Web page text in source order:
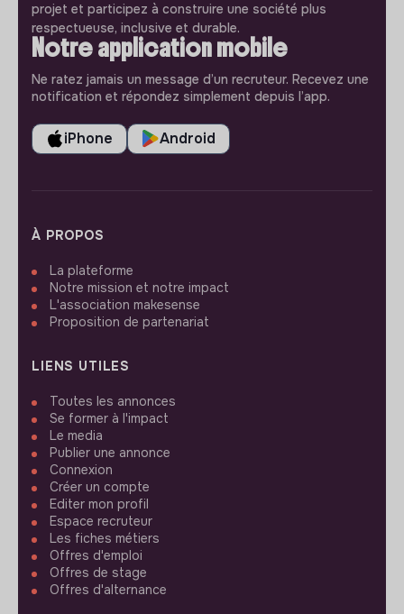
projet et participez à construire une société plus
respectueuse, inclusive et durable.
Notre application mobile
Ne ratez jamais un message d’un recruteur. Recevez une
notification et répondez simplement depuis l’app.
iPhone Android
À PROPOS
La plateforme
Notre mission et notre impact
L'association makesense
Proposition de partenariat
LIENS UTILES
Toutes les annonces
Se former à l'impact
Le media
Publier une annonce
Connexion
Créer un compte
Editer mon profil
Espace recruteur
Les fiches métiers
Offres d'emploi
Offres de stage
Offres d'alternance